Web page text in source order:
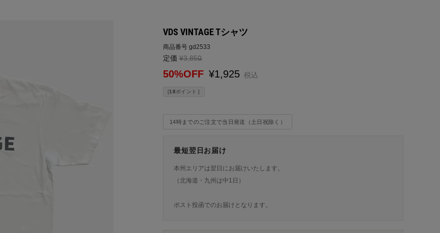
VDS VINTAGE Tシャツ
商品番号 gd2533
定価 ¥3,850
→
50%OFF ¥1,925 税込
[18ポイント ]
14時までのご注文で当日発送（土日祝除く）
最短翌日お届け
本州エリアは翌日にお届けいたします。
（北海道・九州は中1日）
ポスト投函でのお届けとなります。